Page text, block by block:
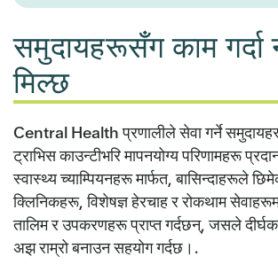
समुदायहरूसँग काम गर्दा
मिल्छ
Central Health प्रणालीले सेवा गर्ने
ट्राभिस काउन्टीभरि मापनयोग्य परिणामहरू
स्वास्थ्य च्याम्पियनहरू मार्फत, बासिन्दाहरूले
क्लिनिकहरू, विशेषज्ञ हेरचाह र रोकथाम
तालिम र उपकरणहरू प्राप्त गर्दछन्, जसले
अझ राम्रो बनाउन सहयोग गर्दछ।.